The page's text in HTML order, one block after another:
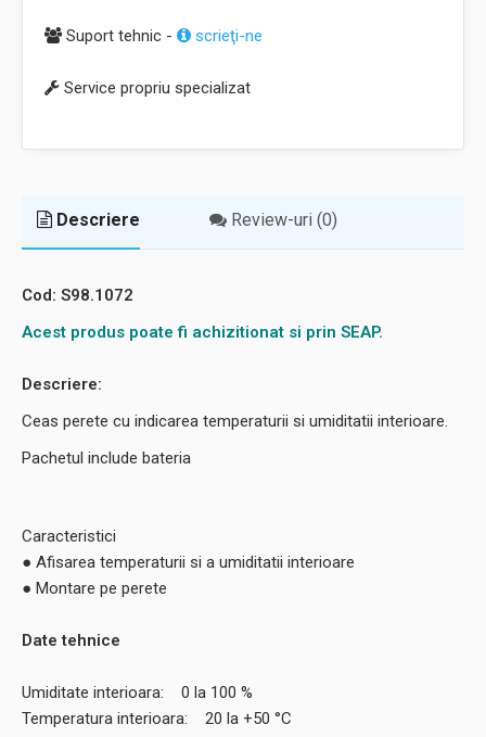
Suport tehnic - scrieţi-ne
Service propriu specializat
Descriere Review-uri (0)
Cod: S98.1072
Acest produs poate fi achizitionat si prin SEAP.
Descriere:
Ceas perete cu indicarea temperaturii si umiditatii interioare.
Pachetul include bateria
Caracteristici
● Afisarea temperaturii si a umiditatii interioare
● Montare pe perete
Date tehnice
Umiditate interioara: 0 la 100 %
Temperatura interioara: 20 la +50 °C